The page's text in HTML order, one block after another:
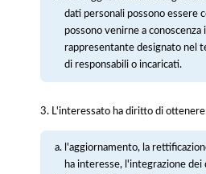
dati personali possono essere
possono venirne a conoscenza
rappresentante designato nel
di responsabili o incaricati.
3. L'interessato ha diritto di
l'aggiornamento, la
ha interesse, l'integrazione dei